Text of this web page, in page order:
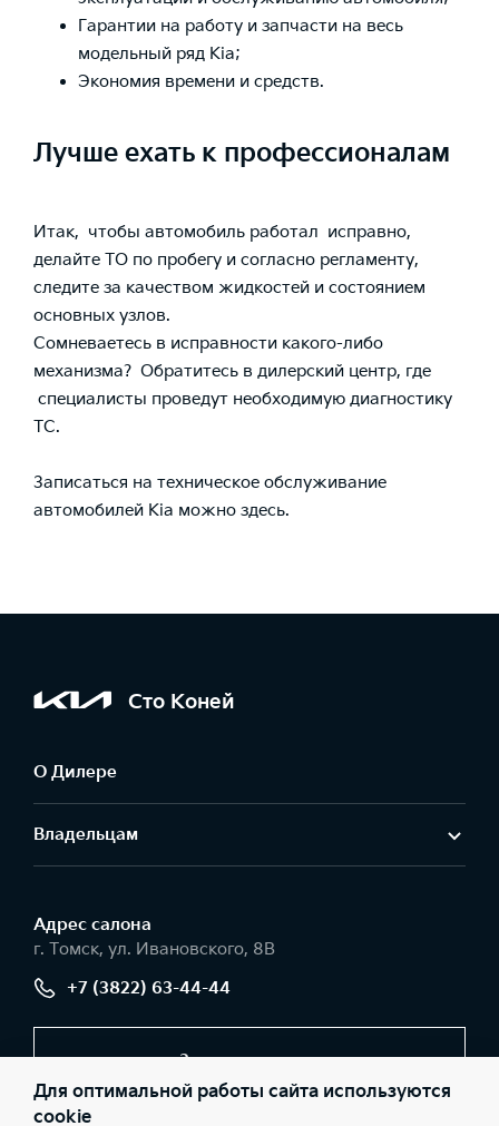
Гарантии на работу и запчасти на весь
модельный ряд Kia;
Экономия времени и средств.
Лучше ехать к профессионалам
Итак, чтобы автомобиль работал исправно,
делайте ТО по пробегу и согласно регламенту,
следите за качеством жидкостей и состоянием
основных узлов.
Сомневаетесь в исправности какого-либо
механизма? Обратитесь в дилерский центр, где
специалисты проведут необходимую диагностику
ТС.
Записаться на техническое обслуживание
автомобилей Kia можно здесь.
Сто Коней
О Дилере
Владельцам
Адрес салонa
г. Томск, ул. Ивановского, 8В
+7 (3822) 63-44-44
Заказать звонок
Для оптимальной работы сайта используются
cookie